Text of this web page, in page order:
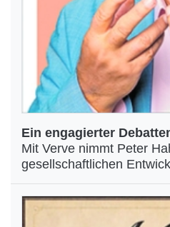
Ein engagierter
Mit Verve nimmt Peter
gesellschaftlichen